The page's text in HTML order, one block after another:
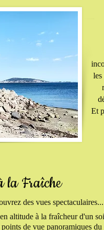
les
Et
la Fraîche
altitude à la fraîcheur d'un
de vue panoramiques du
des vues spectaculaires...